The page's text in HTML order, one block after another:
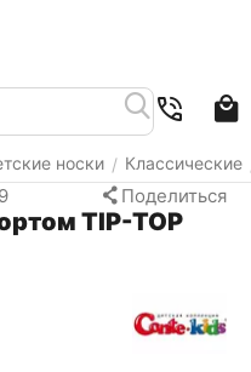
носки / Классические
Поделиться
TIP-TOP